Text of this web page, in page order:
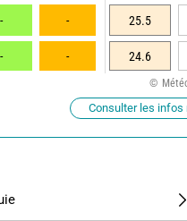
- - 25.5
- - 24.6
Consulter les infos